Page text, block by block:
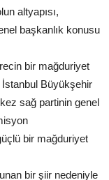
altyapısı,
başkanlık konusu
bir mağduriyet
Büyükşehir
sağ partinin genel
bir mağduriyet
bir şiir nedeniyle